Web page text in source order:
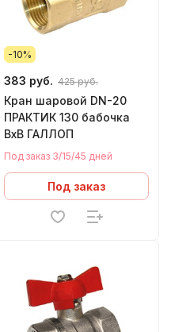
-10%
383 руб. 425 руб.
Кран шаровой DN-20
ПРАКТИК 130 бабочка
ВхВ ГАЛЛОП
Под заказ 3/15/45 дней
Под заказ